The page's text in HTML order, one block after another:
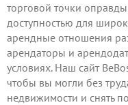
торговой точки
доступностью для
арендные отношения
арендаторы и
условиях. Наш сайт
чтобы вы могли без
недвижимости и снять